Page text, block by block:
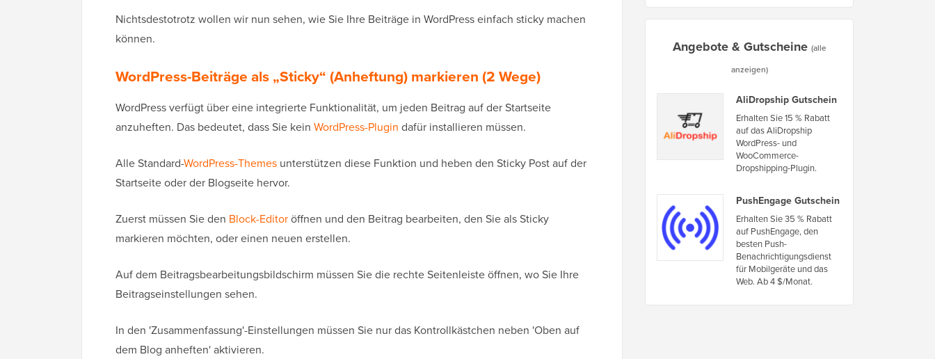
Nichtsdestotrotz wollen wir nun sehen, wie Sie Ihre Beiträge in WordPress einfach sticky machen
können.
WordPress-Beiträge als „Sticky“ (Anheftung) markieren (2 Wege)
WordPress verfügt über eine integrierte Funktionalität, um jeden Beitrag auf der Startseite
anzuheften. Das bedeutet, dass Sie kein WordPress-Plugin dafür installieren müssen.
Alle Standard-WordPress-Themes unterstützen diese Funktion und heben den Sticky Post auf der
Startseite oder der Blogseite hervor.
Zuerst müssen Sie den Block-Editoröffnen und den Beitrag bearbeiten, den Sie als Sticky
markieren möchten, oder einen neuen erstellen.
Auf dem Beitragsbearbeitungsbildschirm müssen Sie die rechte Seitenleiste öffnen, wo Sie Ihre
Beitragseinstellungen sehen.
In den 'Zusammenfassung'-Einstellungen müssen Sie nur das Kontrollkästchen neben 'Oben auf
dem Blog anheften' aktivieren.
Angebote & Gutscheine (alle
anzeigen)
AliDropship Gutschein
Erhalten Sie 15 % Rabatt
auf das AliDropship
WordPress- und
WooCommerce-
Dropshipping-Plugin.
PushEngage Gutschein
Erhalten Sie 35 % Rabatt
auf PushEngage, den
besten Push-
Benachrichtigungsdienst
für Mobilgeräte und das
Web. Ab 4 $/Monat.